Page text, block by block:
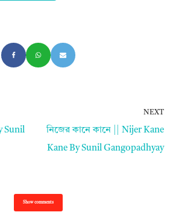
Sunil
NEXT
নিজের কানে কানে || Nijer Kane
Kane By Sunil Gangopadhyay
Show comments